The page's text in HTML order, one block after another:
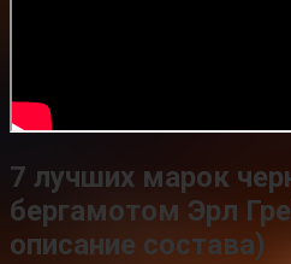
7 лучших марок
бергамотом Эрл
описание состава)